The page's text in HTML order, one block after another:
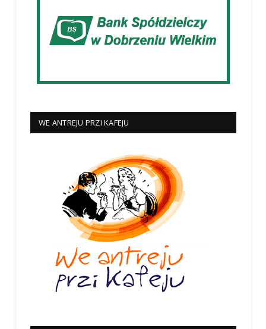
WE ANTREJU PRZI KAFEJU